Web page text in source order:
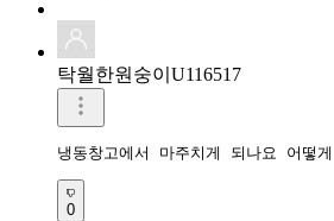
탁월한원숭이U116517
냉동창고에서 마주치게 되나요 어떻
0